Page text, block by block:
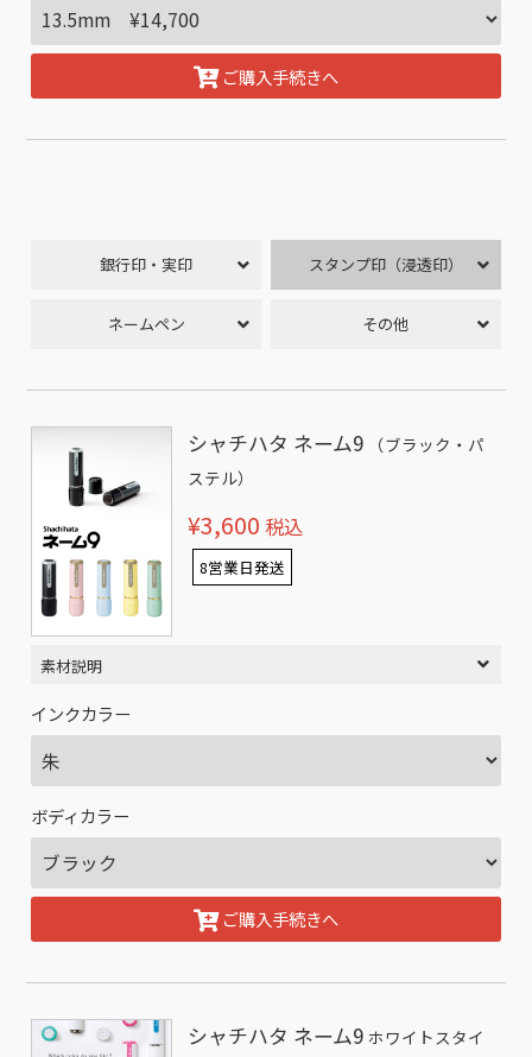
ご購入手続きへ
銀行印・実印 スタンプ印（浸透印）
ネームペン その他
シャチハタ ネーム9
（ブラック・パ
ステル）
¥3,600 税込
8営業日発送
素材説明
インクカラー
ボディカラー
ご購入手続きへ
シャチハタ ネーム9 ホワイトスタイ